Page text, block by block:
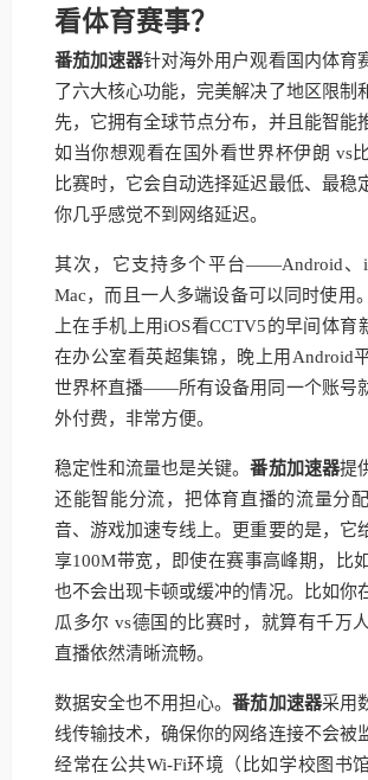
看体育赛事？
番茄加速器针对海外用户观看国内体育
了六大核心功能，完美解决了地区限制
先，它拥有全球节点分布，并且能智能
如当你想观看在国外看世界杯伊朗 vs
比赛时，它会自动选择延迟最低、最稳
你几乎感觉不到网络延迟。
其次，它支持多个平台——Android、
Mac，而且一人多端设备可以同时使用
上在手机上用iOS看CCTV5的早间体育
在办公室看英超集锦，晚上用Android
世界杯直播——所有设备用同一个账号
外付费，非常方便。
稳定性和流量也是关键。番茄加速器提
还能智能分流，把体育直播的流量分
音、游戏加速专线上。更重要的是，它
享100M带宽，即使在赛事高峰期，比
也不会出现卡顿或缓冲的情况。比如你
瓜多尔 vs德国的比赛时，就算有千万
直播依然清晰流畅。
数据安全也不用担心。番茄加速器采用
线传输技术，确保你的网络连接不会被
经常在公共Wi-Fi环境（比如学校图书